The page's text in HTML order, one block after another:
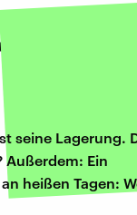
seine Lagerung.
Außerdem: Ein
heißen Tagen: